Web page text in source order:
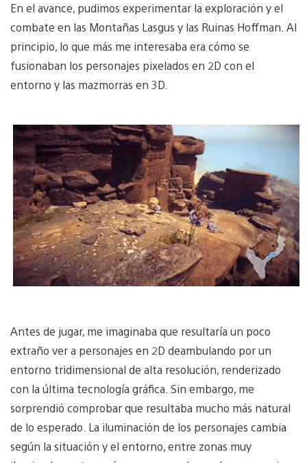
En el avance, pudimos experimentar la exploración y el
combate en las Montañas Lasgus y las Ruinas Hoffman. Al
principio, lo que más me interesaba era cómo se
fusionaban los personajes pixelados en 2D con el
entorno y las mazmorras en 3D.
Antes de jugar, me imaginaba que resultaría un poco
extraño ver a personajes en 2D deambulando por un
entorno tridimensional de alta resolución, renderizado
con la última tecnología gráfica. Sin embargo, me
sorprendió comprobar que resultaba mucho más natural
de lo esperado. La iluminación de los personajes cambia
según la situación y el entorno, entre zonas muy